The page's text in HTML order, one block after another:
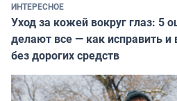
ИНТЕРЕСНОЕ
Уход за кожей вокруг глаз: 5
делают все — как исправить и
без дорогих средств